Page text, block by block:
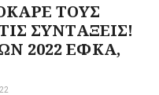
ΤΟΥΣ
ΣΥΝΤΑΞΕΙΣ!
2022 ΕΦΚΑ,